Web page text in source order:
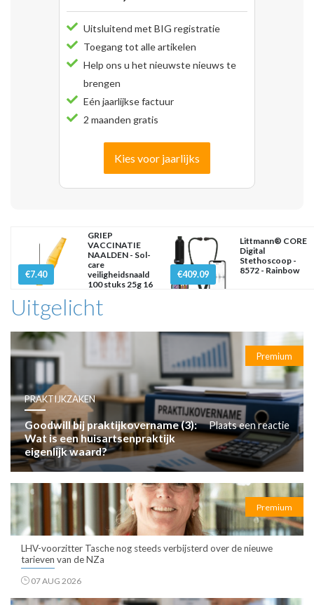
Uitsluitend met BIG registratie
Toegang tot alle artikelen
Help ons u het nieuwste nieuws te
brengen
Eén jaarlijkse factuur
2 maanden gratis
Kies voor jaarlijks
€7.40
GRIEP
VACCINATIE
NAALDEN - Sol-
care
veiligheidsnaald
100 stuks 25g 16
€409.09
Littmann® CORE
Digital
Stethoscoop -
8572 - Rainbow
Uitgelicht
Premium
PRAKTIJKZAKEN
Goodwill bij praktijkovername (3):
Wat is een huisartsenpraktijk
eigenlijk waard?
Plaats een reactie
Premium
LHV-voorzitter Tasche nog steeds verbijsterd over de nieuwe
tarieven van de NZa
07 AUG 2026